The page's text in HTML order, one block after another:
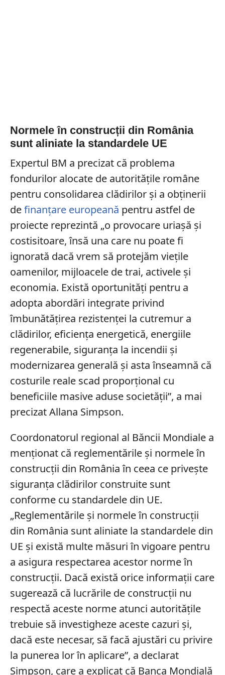
Normele în construcții din România
sunt aliniate la standardele UE
Expertul BM a precizat că problema
fondurilor alocate de autorităţile române
pentru consolidarea clădirilor şi a obţinerii
de finanţare europeană pentru astfel de
proiecte reprezintă „o provocare uriaşă şi
costisitoare, însă una care nu poate fi
ignorată dacă vrem să protejăm vieţile
oamenilor, mijloacele de trai, activele şi
economia. Există oportunităţi pentru a
adopta abordări integrate privind
îmbunătăţirea rezistenţei la cutremur a
clădirilor, eficienţa energetică, energiile
regenerabile, siguranţa la incendii şi
modernizarea generală şi asta înseamnă că
costurile reale scad proporţional cu
beneficiile masive aduse societăţii”, a mai
precizat Allana Simpson.
Coordonatorul regional al Băncii Mondiale a
menționat că reglementările şi normele în
construcţii din România în ceea ce priveşte
siguranţa clădirilor construite sunt
conforme cu standardele din UE.
„Reglementările şi normele în construcţii
din România sunt aliniate la standardele din
UE şi există multe măsuri în vigoare pentru
a asigura respectarea acestor norme în
construcţii. Dacă există orice informaţii care
sugerează că lucrările de construcţii nu
respectă aceste norme atunci autorităţile
trebuie să investigheze aceste cazuri şi,
dacă este necesar, să facă ajustări cu privire
la punerea lor în aplicare”, a declarat
Simpson, care a explicat că Banca Mondială